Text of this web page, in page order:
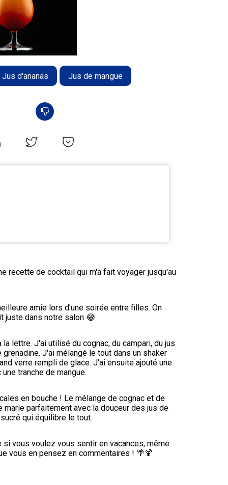
Jus d'ananas Jus de mangue
recette de cocktail qui m'a fait voyager jusqu'au
amie lors d'une soirée entre filles. On
juste dans notre salon 😂
lettre. J'ai utilisé du cognac, du campari, du jus
J'ai mélangé le tout dans un shaker
verre rempli de glace. J'ai ensuite ajouté une
tranche de mangue.
en bouche ! Le mélange de cognac et de
marie parfaitement avec la douceur des jus de
qui équilibre le tout.
vous voulez vous sentir en vacances, même
vous en pensez en commentaires ! 🌴🍹